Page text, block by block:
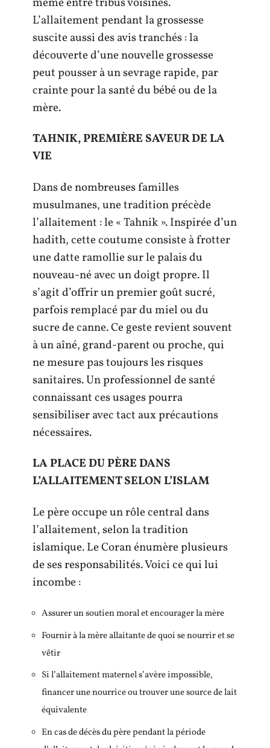
L’allaitement pendant la grossesse
suscite aussi des avis tranchés : la
découverte d’une nouvelle grossesse
peut pousser à un sevrage rapide, par
crainte pour la santé du bébé ou de la
mère.
TAHNIK, PREMIÈRE SAVEUR DE LA
VIE
Dans de nombreuses familles
musulmanes, une tradition précède
l’allaitement : le « Tahnik ». Inspirée d’un
hadith, cette coutume consiste à frotter
une datte ramollie sur le palais du
nouveau-né avec un doigt propre. Il
s’agit d’offrir un premier goût sucré,
parfois remplacé par du miel ou du
sucre de canne. Ce geste revient souvent
à un aîné, grand-parent ou proche, qui
ne mesure pas toujours les risques
sanitaires. Un professionnel de santé
connaissant ces usages pourra
sensibiliser avec tact aux précautions
nécessaires.
LA PLACE DU PÈRE DANS
L’ALLAITEMENT SELON L’ISLAM
Le père occupe un rôle central dans
l’allaitement, selon la tradition
islamique. Le Coran énumère plusieurs
de ses responsabilités. Voici ce qui lui
incombe :
Assurer un soutien moral et encourager la mère
Fournir à la mère allaitante de quoi se nourrir et se
vêtir
Si l’allaitement maternel s’avère impossible,
financer une nourrice ou trouver une source de lait
équivalente
En cas de décès du père pendant la période